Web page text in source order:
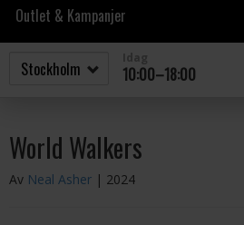
Outlet & Kampanjer
10:00–18:00
World Walkers
Av Neal Asher | 2024